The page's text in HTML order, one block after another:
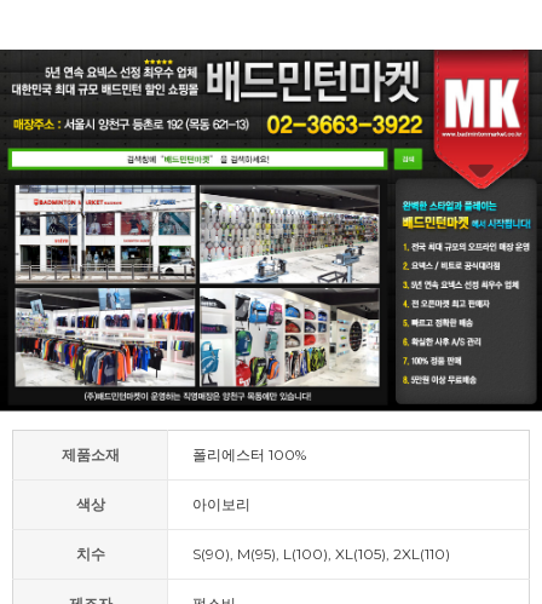
제품소재 폴리에스터 100%
색상 아이보리
치수 S(90), M(95), L(100), XL(105), 2XL(110)